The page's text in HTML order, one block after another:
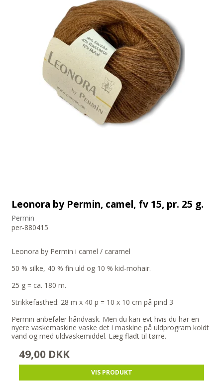
Leonora by Permin, camel, fv 15, pr. 25 g.
Permin
per-880415
Leonora by Permin i camel / caramel
50 % silke, 40 % fin uld og 10 % kid-mohair.
25 g = ca. 180 m.
Strikkefasthed: 28 m x 40 p = 10 x 10 cm på pind 3
Permin anbefaler håndvask. Men du kan evt hvis du har en
nyere vaskemaskine vaske det i maskine på uldprogram koldt
vand og med uldvaskemiddel. Læg fladt til tørre.
49,00 DKK
VIS PRODUKT